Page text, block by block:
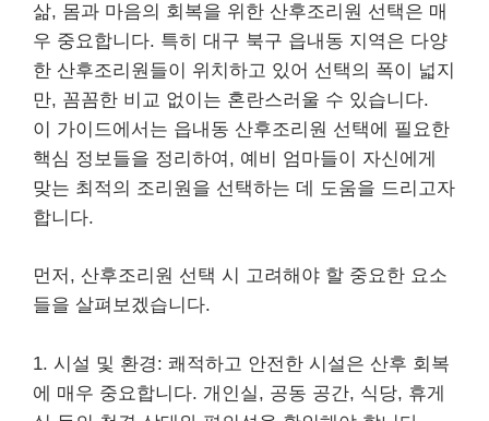
삶, 몸과 마음의 회복을 위한 산후조리원 선택은 매
우 중요합니다. 특히 대구 북구 읍내동 지역은 다양
한 산후조리원들이 위치하고 있어 선택의 폭이 넓지
만, 꼼꼼한 비교 없이는 혼란스러울 수 있습니다.
이 가이드에서는 읍내동 산후조리원 선택에 필요한
핵심 정보들을 정리하여, 예비 엄마들이 자신에게
맞는 최적의 조리원을 선택하는 데 도움을 드리고자
합니다.
먼저, 산후조리원 선택 시 고려해야 할 중요한 요소
들을 살펴보겠습니다.
1. 시설 및 환경: 쾌적하고 안전한 시설은 산후 회복
에 매우 중요합니다. 개인실, 공동 공간, 식당, 휴게